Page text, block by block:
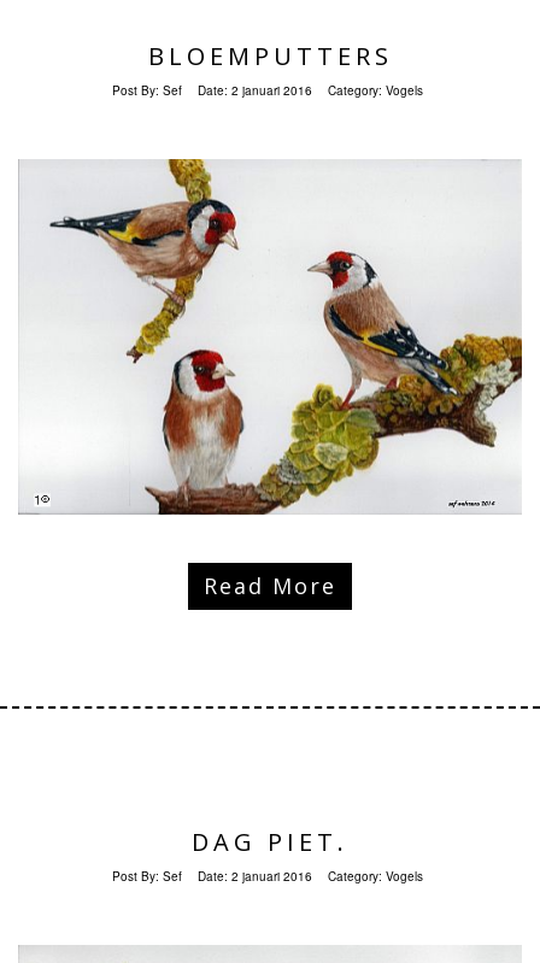
BLOEMPUTTERS
Post By: Sef Date: 2 januari 2016 Category: Vogels
Read More
DAG PIET.
Post By: Sef Date: 2 januari 2016 Category: Vogels